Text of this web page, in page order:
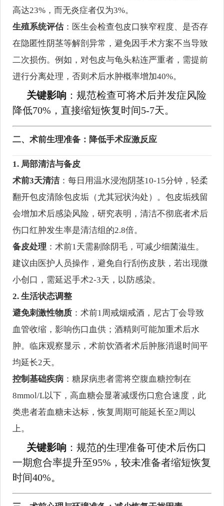
高达23%，而无炎症者仅为3%。
生殖系统评估：医生会检查包皮口狭窄程度、是否存
在隐匿性阴茎等解剖异常，避免因手术方案不当导致
二次损伤。例如，对包皮与龟头粘连严重者，需提前
进行分离处理，否则术后水肿概率增加40%。
关键影响 ：规范检查可将术后并发症风险
降低70%，直接缩短恢复时间5-7天。
二、术前生理准备：降低手术应激反应
1. 局部清洁与备皮
术前3天清洁：每日用温水浸泡阴茎10-15分钟，轻柔
翻开包皮清除包皮垢（尤其冠状沟处）。包皮垢残留
会增加术后感染风险，研究表明，清洁不彻底者术后
伤口红肿发生率是清洁组的2.8倍。
备皮处理 ：术前1天需剔除阴毛，可减少细菌滋生。
建议由医护人员操作，避免自行刮伤皮肤，若出现微
小创口，需延迟手术2-3天，以防感染。
2. 生活状态调整
避免刺激性物质 ：术前1周戒烟戒酒，尼古丁会导致
血管收缩，影响伤口血供；酒精则可能加重术后水
肿。临床观察显示，术前饮酒者术后肿胀消退时间平
均延长2天。
控制基础疾病 ：糖尿病患者需将空腹血糖控制在
8mmol/L以下，高血糖会显著减缓伤口愈合速度，此
类患者若血糖未达标，恢复周期可能延长至2周以
上。
关键影响 ：规范的生理准备可使术后伤口
一期愈合率提升至95%，较未准备者缩短恢复
时间40%。